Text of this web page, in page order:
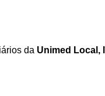
da Unimed Local,